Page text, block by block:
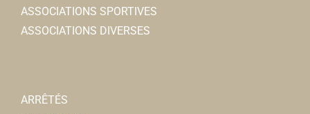
ASSOCIATIONS SPORTIVES
ASSOCIATIONS DIVERSES
ARRÊTÉS